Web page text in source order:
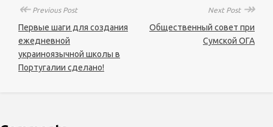
↞Previous Post
Первые шаги для создания
ежедневной
украиноязычной школы в
Португалии сделано!
Next Post ↠
Общественный совет при
Сумской ОГА